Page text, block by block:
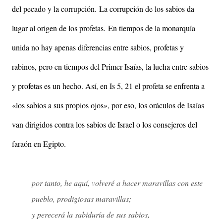
del pecado y la corrupción. La corrupción de los sabios da
lugar al origen de los profetas. En tiempos de la monarquía
unida no hay apenas diferencias entre sabios, profetas y
rabinos, pero en tiempos del Primer Isaías, la lucha entre sabios
y profetas es un hecho. Así, en Is 5, 21 el profeta se enfrenta a
«los sabios a sus propios ojos», por eso, los oráculos de Isaías
van dirigidos contra los sabios de Israel o los consejeros del
faraón en Egipto.
por tanto, he aquí, volveré a hacer maravillas con este
pueblo, prodigiosas maravillas;
y perecerá la sabiduría de sus sabios,